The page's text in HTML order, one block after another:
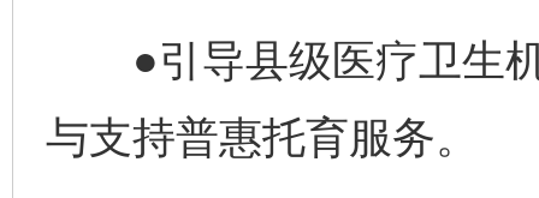
●引导县级医疗卫生机
与支持普惠托育服务。